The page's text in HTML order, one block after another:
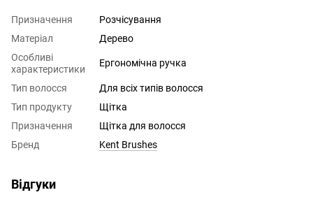
Призначення
Розчісування
Матеріал
Дерево
Особливі
характеристики
Ергономічна ручка
Тип волосся
Для всіх типів волосся
Тип продукту
Щітка
Призначення
Щітка для волосся
Бренд
Kent Brushes
Відгуки